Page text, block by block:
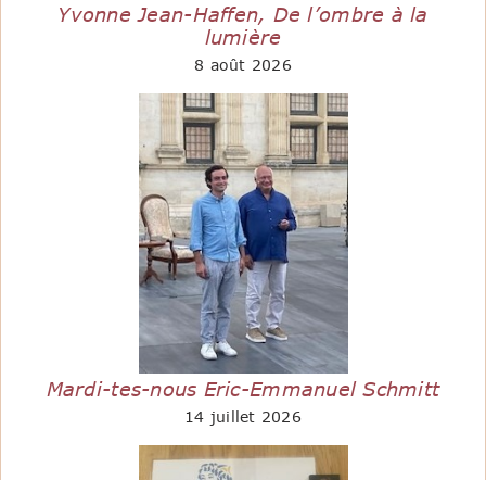
Yvonne Jean-Haffen, De l’ombre à la
lumière
8 août 2026
Mardi-tes-nous Eric-Emmanuel Schmitt
14 juillet 2026